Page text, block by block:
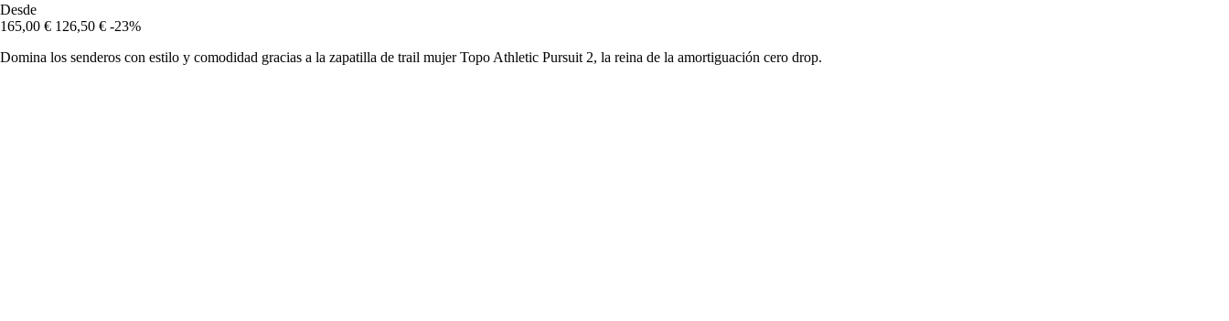
Desde
165,00 € 126,50 € -23%
Domina los senderos con estilo y comodidad gracias a la zapatilla de trail mujer Topo Athletic Pursuit 2, la reina de la amortiguación cero drop.